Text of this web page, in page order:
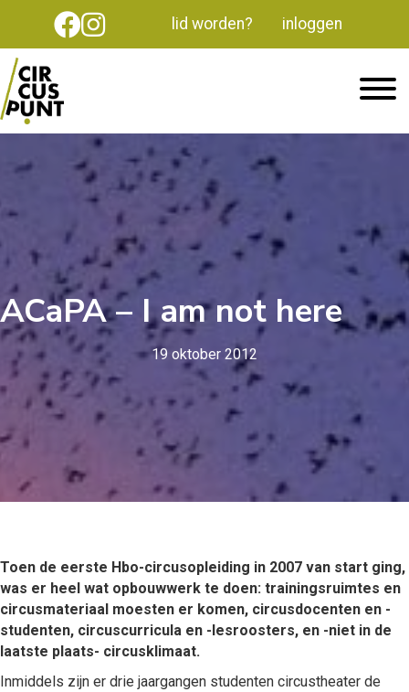
lid worden? inloggen
ACaPA – I am not here
19 oktober 2012
Toen de eerste Hbo-circusopleiding in 2007 van start ging,
was er heel wat opbouwwerk te doen: trainingsruimtes en
circusmateriaal moesten er komen, circusdocenten en -
studenten, circuscurricula en -lesroosters, en -niet in de
laatste plaats- circusklimaat.
Inmiddels zijn er drie jaargangen studenten circustheater de